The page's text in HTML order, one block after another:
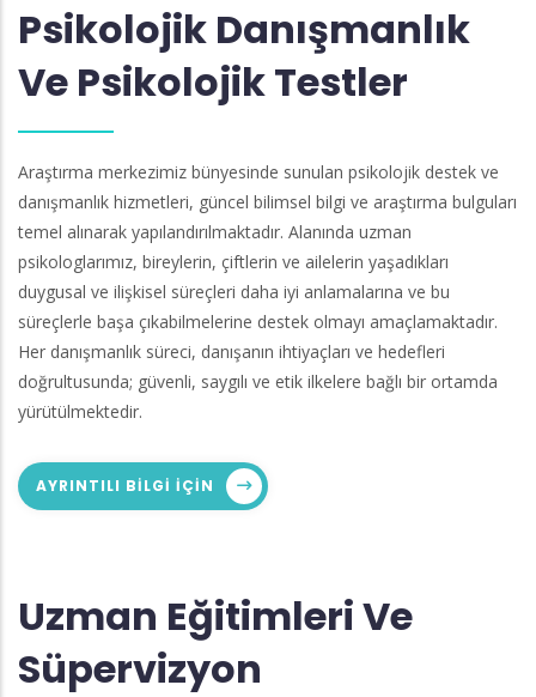
Psikolojik Danışmanlık
Ve Psikolojik Testler
Araştırma merkezimiz bünyesinde sunulan psikolojik destek ve
danışmanlık hizmetleri, güncel bilimsel bilgi ve araştırma bulguları
temel alınarak yapılandırılmaktadır. Alanında uzman
psikologlarımız, bireylerin, çiftlerin ve ailelerin yaşadıkları
duygusal ve ilişkisel süreçleri daha iyi anlamalarına ve bu
süreçlerle başa çıkabilmelerine destek olmayı amaçlamaktadır.
Her danışmanlık süreci, danışanın ihtiyaçları ve hedefleri
doğrultusunda; güvenli, saygılı ve etik ilkelere bağlı bir ortamda
yürütülmektedir.
AYRINTILI BILGI IÇIN
Uzman Eğitimleri Ve
Süpervizyon